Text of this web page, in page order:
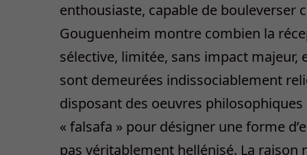
enthousiaste, capable de bouleverser
Gouguenheim montre combien la
sélective, limitée, sans impact majeur,
sont demeurées indissociablement
disposant des oeuvres
« falsafa » pour désigner une forme
pas véritablement hellénisé. La raison